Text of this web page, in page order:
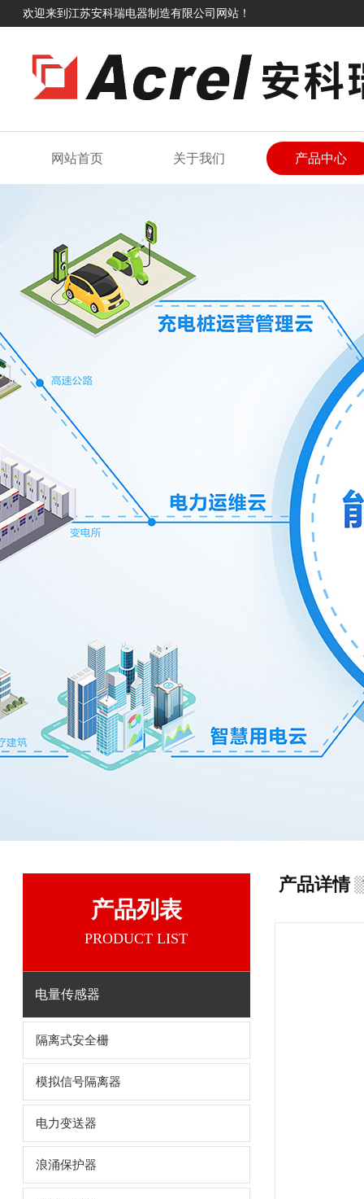
欢迎来到江苏安科瑞电器制造有限公司网站！
网站首页 关于我们 产品中心
产品列表
PRODUCT LIST
电量传感器
隔离式安全栅
模拟信号隔离器
电力变送器
浪涌保护器
产品详情